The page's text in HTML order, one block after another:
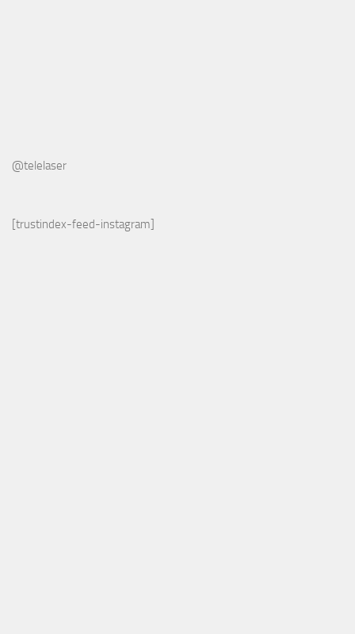
@telelaser
[trustindex-feed-instagram]